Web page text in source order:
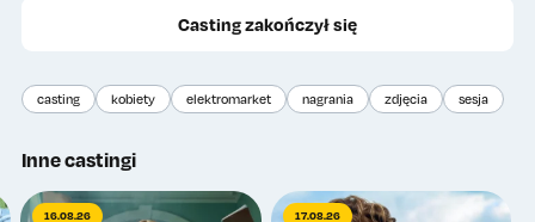
Casting zakończył się
casting kobiety elektromarket nagrania zdjęcia sesja
Inne castingi
16.08.26 17.08.26